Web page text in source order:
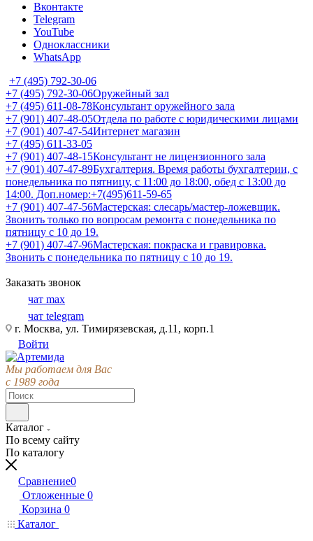
Вконтакте
Telegram
YouTube
Одноклассники
WhatsApp
+7 (495) 792-30-06
+7 (495) 792-30-06Оружейный зал
+7 (495) 611-08-78Консультант оружейного зала
+7 (901) 407-48-05Отдела по работе с юридическими лицами
+7 (901) 407-47-54Интернет магазин
+7 (495) 611-33-05
+7 (901) 407-48-15Консультант не лицензионного зала
+7 (901) 407-47-89Бухгалтерия. Время работы бухгалтерии, с
понедельника по пятницу, с 11:00 до 18:00, обед с 13:00 до
14:00. Доп.номер:+7(495)611-59-65
+7 (901) 407-47-56Мастерская: слесарь/мастер-ложевщик.
Звонить только по вопросам ремонта с понедельника по
пятницу с 10 до 19.
+7 (901) 407-47-96Мастерская: покраска и гравировка.
Звонить с понедельника по пятницу с 10 до 19.
Заказать звонок
чат max
чат telegram
г. Москва, ул. Тимирязевская, д.11, корп.1
Войти
Мы работаем для Вас
с 1989 года
Каталог
По всему сайту
По каталогу
Сравнение0
Отложенные 0
Корзина 0
Каталог